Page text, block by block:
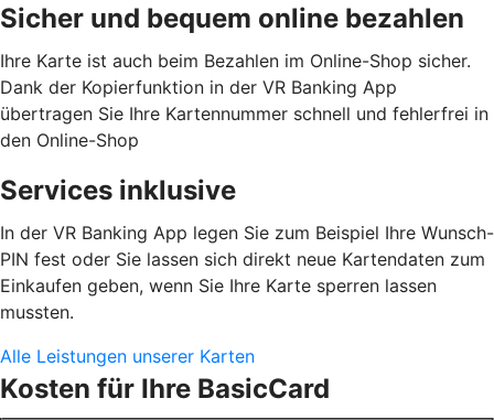
Sicher und bequem online bezahlen
Ihre Karte ist auch beim Bezahlen im Online-Shop sicher.
Dank der Kopierfunktion in der VR Banking App
übertragen Sie Ihre Kartennummer schnell und fehlerfrei in
den Online-Shop
Services inklusive
In der VR Banking App legen Sie zum Beispiel Ihre Wunsch-
PIN fest oder Sie lassen sich direkt neue Kartendaten zum
Einkaufen geben, wenn Sie Ihre Karte sperren lassen
mussten.
Alle Leistungen unserer Karten
Kosten für Ihre BasicCard